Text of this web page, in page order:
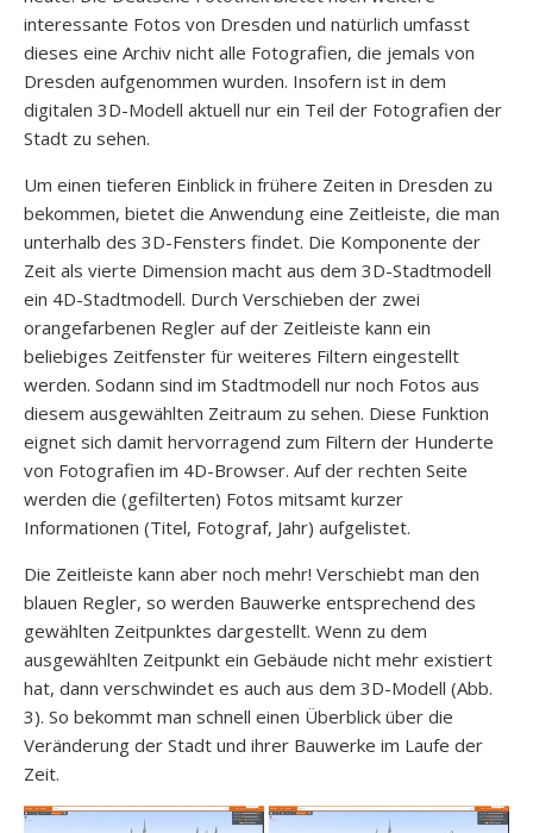
interessante Fotos von Dresden und natürlich umfasst
dieses eine Archiv nicht alle Fotografien, die jemals von
Dresden aufgenommen wurden. Insofern ist in dem
digitalen 3D-Modell aktuell nur ein Teil der Fotografien der
Stadt zu sehen.
Um einen tieferen Einblick in frühere Zeiten in Dresden zu
bekommen, bietet die Anwendung eine Zeitleiste, die man
unterhalb des 3D-Fensters findet. Die Komponente der
Zeit als vierte Dimension macht aus dem 3D-Stadtmodell
ein 4D-Stadtmodell. Durch Verschieben der zwei
orangefarbenen Regler auf der Zeitleiste kann ein
beliebiges Zeitfenster für weiteres Filtern eingestellt
werden. Sodann sind im Stadtmodell nur noch Fotos aus
diesem ausgewählten Zeitraum zu sehen. Diese Funktion
eignet sich damit hervorragend zum Filtern der Hunderte
von Fotografien im 4D-Browser. Auf der rechten Seite
werden die (gefilterten) Fotos mitsamt kurzer
Informationen (Titel, Fotograf, Jahr) aufgelistet.
Die Zeitleiste kann aber noch mehr! Verschiebt man den
blauen Regler, so werden Bauwerke entsprechend des
gewählten Zeitpunktes dargestellt. Wenn zu dem
ausgewählten Zeitpunkt ein Gebäude nicht mehr existiert
hat, dann verschwindet es auch aus dem 3D-Modell (Abb.
3). So bekommt man schnell einen Überblick über die
Veränderung der Stadt und ihrer Bauwerke im Laufe der
Zeit.